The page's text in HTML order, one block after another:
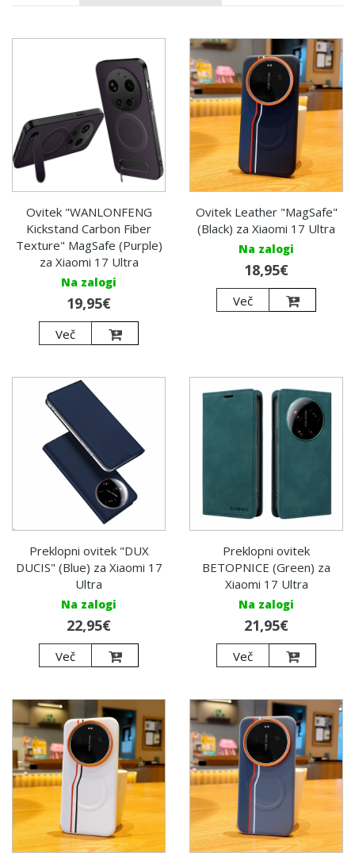
Ovitek "WANLONFENG
Kickstand Carbon Fiber
Texture" MagSafe (Purple)
za Xiaomi 17 Ultra
Na zalogi
19,95€
Več
Ovitek Leather "MagSafe"
(Black) za Xiaomi 17 Ultra
Na zalogi
18,95€
Več
Preklopni ovitek "DUX
DUCIS" (Blue) za Xiaomi 17
Ultra
Na zalogi
22,95€
Več
Preklopni ovitek
BETOPNICE (Green) za
Xiaomi 17 Ultra
Na zalogi
21,95€
Več